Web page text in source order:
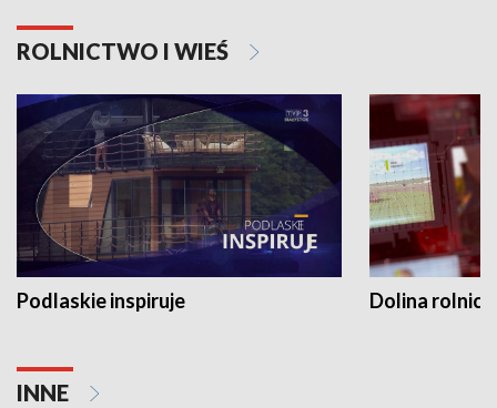
ROLNICTWO I WIEŚ
Podlaskie inspiruje Dolina
INNE